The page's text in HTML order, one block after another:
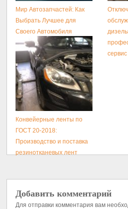
Мир Автозапчастей: Как
Выбрать Лучшее для
Своего Автомобиля
сервис
Конвейерные ленты по
ГОСТ 20-2018:
Производство и поставка
резинотканевых лент
Добавить комментарий
Для отправки комментария вам